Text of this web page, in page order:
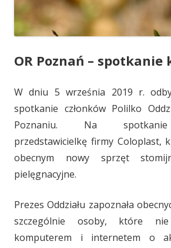
OR Poznań –
W dniu 5 września 2019 r.
spotkanie członków Polilko
Poznaniu. Na spotkanie
przedstawicielkę firmy Coloplast,
obecnym nowy sprzęt
pielęgnacyjne.
Prezes Oddziału zapoznała
szczególnie osoby, które
komputerem i internetem o